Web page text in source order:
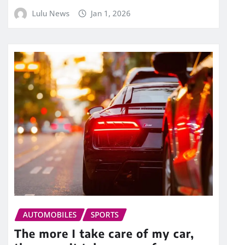
Lulu News Jan 1, 2026
AUTOMOBILES SPORTS
The more I take care of my car,